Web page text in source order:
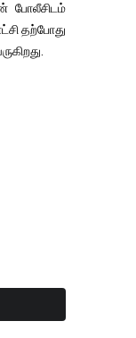
போலீசிடம்
தற்போது